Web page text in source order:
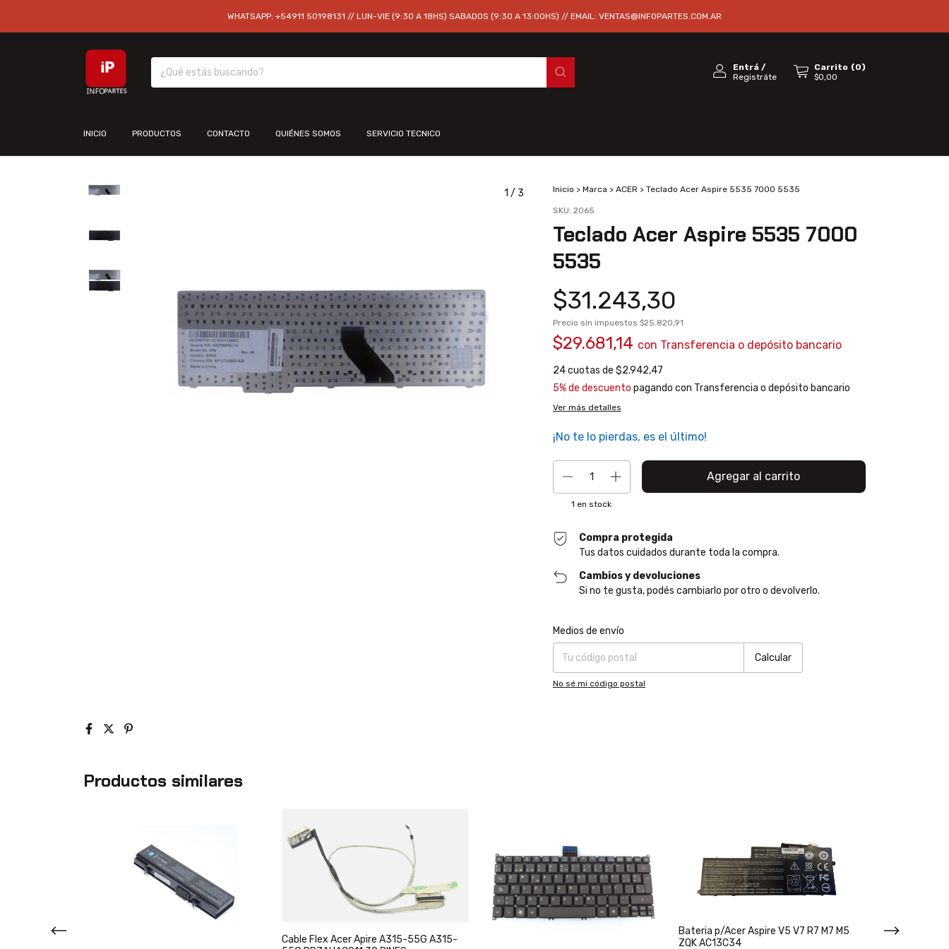
WHATSAPP: +54911 50198131 // LUN-VIE (9:30 A 18HS) SABADOS (9:30 A 13:00HS) // EMAIL: VENTAS@INFOPARTES.COM.AR
Entrá /
Registráte
Carrito (0)
$0,00
INICIO PRODUCTOS CONTACTO QUIÉNES SOMOS SERVICIO TECNICO
1 / 3 Inicio > Marca > ACER > Teclado Acer Aspire 5535 7000 5535
SKU: 2065
Teclado Acer Aspire 5535 7000
5535
$31.243,30
Precio sin impuestos $25.820,91
$29.681,14 con Transferencia o depósito bancario
24cuotas de $2.942,47
5% de descuento pagando con Transferencia o depósito bancario
Ver más detalles
¡No te lo pierdas, es el último!
1 en stock
Compra protegida
Tus datos cuidados durante toda la compra.
Cambios y devoluciones
Si no te gusta, podés cambiarlo por otro o devolverlo.
Entregas para el CP:
Medios de envío
Calcular
No sé mi código postal
Productos similares
Cable Flex Acer Apire A315-55G A315-
Bateria p/Acer Aspire V5 V7 R7 M7 M5
ZQK AC13C34